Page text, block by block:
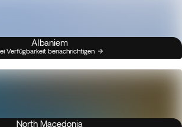
Albaniem
Verfügbarkeit benachrichtigen
North Macedonia